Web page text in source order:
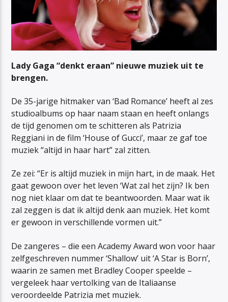
Lady Gaga “denkt eraan” nieuwe muziek uit te
brengen.
De 35-jarige hitmaker van ‘Bad Romance’ heeft al zes
studioalbums op haar naam staan en heeft onlangs
de tijd genomen om te schitteren als Patrizia
Reggiani in de film ‘House of Gucci’, maar ze gaf toe
muziek “altijd in haar hart” zal zitten.
Ze zei: “Er is altijd muziek in mijn hart, in de maak. Het
gaat gewoon over het leven ‘Wat zal het zijn? Ik ben
nog niet klaar om dat te beantwoorden. Maar wat ik
zal zeggen is dat ik altijd denk aan muziek. Het komt
er gewoon in verschillende vormen uit.”
De zangeres – die een Academy Award won voor haar
zelfgeschreven nummer ‘Shallow’ uit ‘A Star is Born’,
waarin ze samen met Bradley Cooper speelde –
vergeleek haar vertolking van de Italiaanse
veroordeelde Patrizia met muziek.